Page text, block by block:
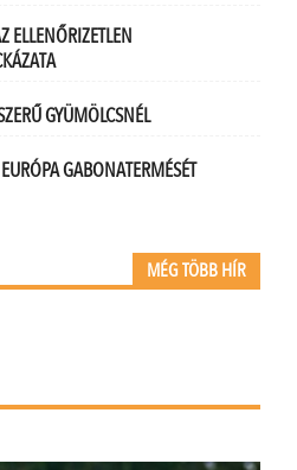
ELLENŐRIZETLEN
GYÜMÖLCSNÉL
GABONATERMÉSÉT
MÉG TÖBB HÍR